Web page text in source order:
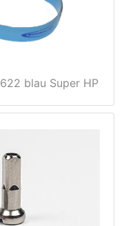
blau Super HP